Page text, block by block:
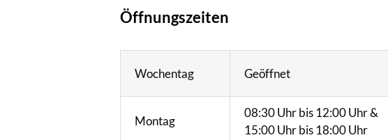
Öffnungszeiten
Wochentag Geöffnet
Montag
08:30 Uhr bis 12:00 Uhr &
15:00 Uhr bis 18:00 Uhr